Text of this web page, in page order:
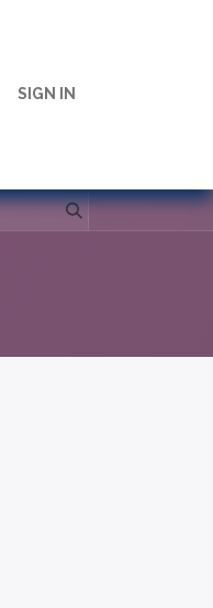
SIGN IN